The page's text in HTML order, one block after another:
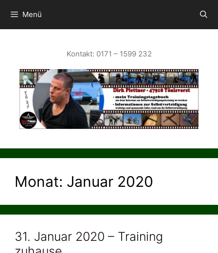
Inhalt Menü
Kontakt: 0171 – 1599 232
Monat: Januar 2020
31. Januar 2020 – Training